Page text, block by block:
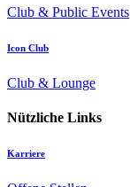
Club & Public Events
Icon Club
Club & Lounge
Nützliche Links
Karriere